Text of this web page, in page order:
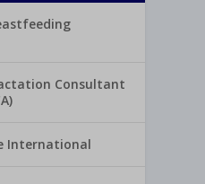
Consultant
International